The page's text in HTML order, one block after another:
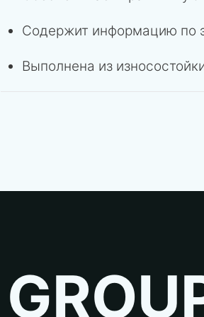
Содержит информацию по
Выполнена из